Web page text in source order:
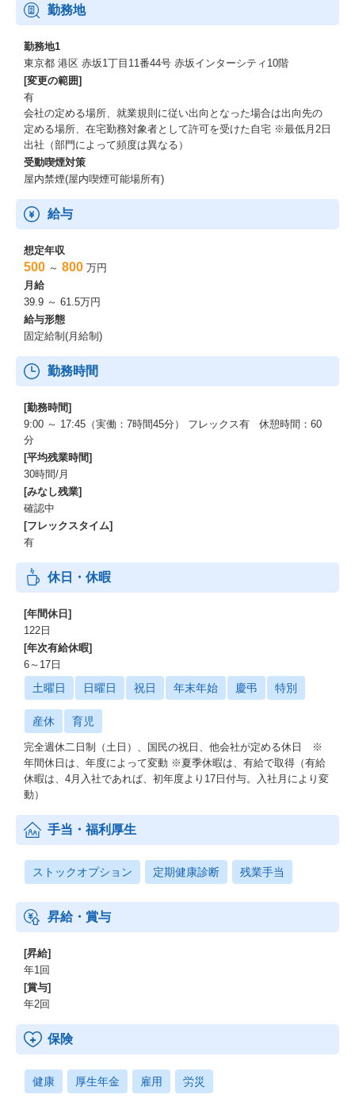
勤務地
勤務地1
東京都 港区 赤坂1丁目11番44号 赤坂インターシティ10階
[変更の範囲]
有
会社の定める場所、就業規則に従い出向となった場合は出向先の
定める場所、在宅勤務対象者として許可を受けた自宅 ※最低月2日
出社（部門によって頻度は異なる）
受動喫煙対策
屋内禁煙(屋内喫煙可能場所有)
給与
想定年収
500 ～ 800 万円
月給
39.9 ～ 61.5万円
給与形態
固定給制(月給制)
勤務時間
[勤務時間]
9:00 ～ 17:45（実働：7時間45分） フレックス有 休憩時間：60
分
[平均残業時間]
30時間/月
[みなし残業]
確認中
[フレックスタイム]
有
休日・休暇
[年間休日]
122日
[年次有給休暇]
6～17日
土曜日 日曜日 祝日 年末年始 慶弔 特別
産休 育児
完全週休二日制（土日）、国民の祝日、他会社が定める休日 ※
年間休日は、年度によって変動 ※夏季休暇は、有給で取得（有給
休暇は、4月入社であれば、初年度より17日付与。入社月により変
動）
手当・福利厚生
ストックオプション 定期健康診断 残業手当
昇給・賞与
[昇給]
年1回
[賞与]
年2回
保険
健康 厚生年金 雇用 労災